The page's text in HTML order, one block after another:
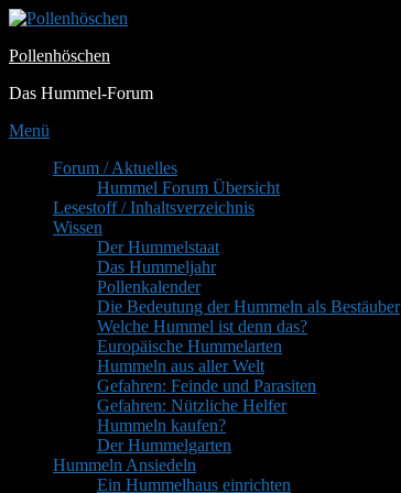
Zum
springen
Pollenhöschen
Das Hummel-Forum
Menü
PrimäresForum / Aktuelles
Hummel Forum Übersicht
Lesestoff / Inhaltsverzeichnis
Wissen
Der Hummelstaat
Das Hummeljahr
Pollenkalender
Die Bedeutung der Hummeln als Bestäuber
Welche Hummel ist denn das?
Europäische Hummelarten
Hummeln aus aller Welt
Gefahren: Feinde und Parasiten
Gefahren: Nützliche Helfer
Hummeln kaufen?
Der Hummelgarten
Hummeln Ansiedeln
Ein Hummelhaus einrichten